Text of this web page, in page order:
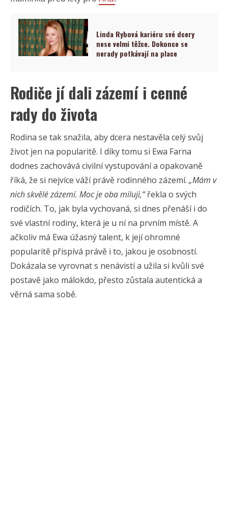
Linda Rybová kariéru své dcery
nese velmi těžce. Dokonce se
nerady potkávají na place
Rodiče jí dali zázemí i cenné
rady do života
Rodina se tak snažila, aby dcera nestavěla celý svůj
život jen na popularitě. I díky tomu si Ewa Farna
dodnes zachovává civilní vystupování a opakovaně
říká, že si nejvíce váží právě rodinného zázemí. „Mám v
nich skvělé zázemí. Moc je oba miluji,“řekla o svých
rodičích. To, jak byla vychovaná, si dnes přenáší i do
své vlastní rodiny, která je u ní na prvním místě. A
ačkoliv má Ewa úžasný talent, k její ohromné
popularitě přispívá právě i to, jakou je osobností.
Dokázala se vyrovnat s nenávistí a užila si kvůli své
postavě jako málokdo, přesto zůstala autentická a
věrná sama sobě.